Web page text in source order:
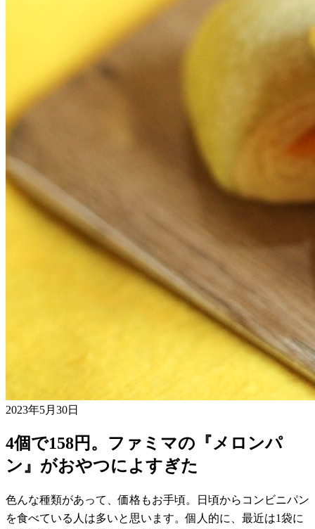
2023年5月30日
4個で158円。ファミマの『メロンパ
ン』がおやつによすぎた
色んな種類があって、価格もお手頃。日頃からコンビニパン
を食べている人は多いと思います。個人的に、最近は1袋に